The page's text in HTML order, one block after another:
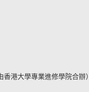
港大學專業進修學院合辦）